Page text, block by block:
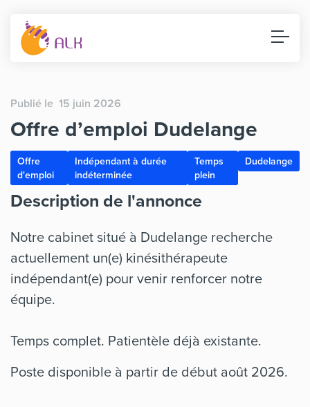
Publié le 15 juin 2026
Offre d’emploi Dudelange
Offre
d'emploi
Indépendant à durée
indéterminée
Temps
plein
Dudelange
Description de l'annonce
Notre cabinet situé à Dudelange recherche
actuellement un(e) kinésithérapeute
indépendant(e) pour venir renforcer notre
équipe.
Temps complet. Patientèle déjà existante.
Poste disponible à partir de début août 2026.